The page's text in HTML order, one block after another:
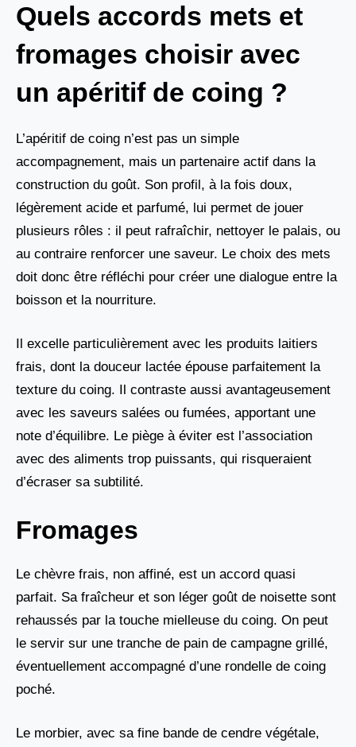
Quels accords mets et
fromages choisir avec
un apéritif de coing ?
L’apéritif de coing n’est pas un simple
accompagnement, mais un partenaire actif dans la
construction du goût. Son profil, à la fois doux,
légèrement acide et parfumé, lui permet de jouer
plusieurs rôles : il peut rafraîchir, nettoyer le palais, ou
au contraire renforcer une saveur. Le choix des mets
doit donc être réfléchi pour créer une dialogue entre la
boisson et la nourriture.
Il excelle particulièrement avec les produits laitiers
frais, dont la douceur lactée épouse parfaitement la
texture du coing. Il contraste aussi avantageusement
avec les saveurs salées ou fumées, apportant une
note d’équilibre. Le piège à éviter est l’association
avec des aliments trop puissants, qui risqueraient
d’écraser sa subtilité.
Fromages
Le chèvre frais, non affiné, est un accord quasi
parfait. Sa fraîcheur et son léger goût de noisette sont
rehaussés par la touche mielleuse du coing. On peut
le servir sur une tranche de pain de campagne grillé,
éventuellement accompagné d’une rondelle de coing
poché.
Le morbier, avec sa fine bande de cendre végétale,